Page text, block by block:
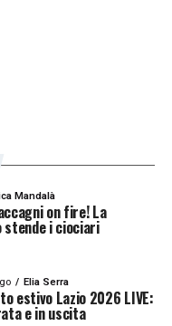
in campo
nostra
Mandalà
on fire! La
stende i ciociari
Elia Serra
estivo Lazio 2026 LIVE:
e in uscita